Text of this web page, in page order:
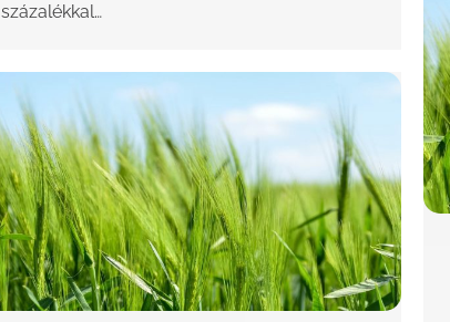
százalékkal…